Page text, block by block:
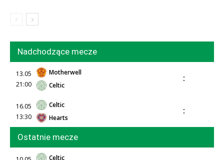
Nadchodzące mecze
13.05
21:00
Motherwell
Celtic
:
16.05
13:30
Celtic
Hearts
:
Ostatnie mecze
Celtic